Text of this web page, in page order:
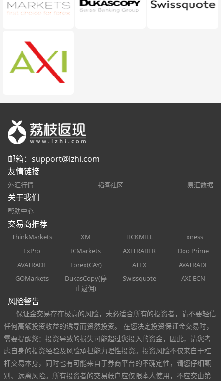
邮箱： support@lzhi.com
友情链接
外汇行情 韬客社区 易汇数据
关于我们
帮助中心
交易商推荐
ThinkMarkets XM TICKMILL
Exness
FxPro
ICMarkets AXITRADER
Doo Prime
AVATRADE
Forex(CAY) ATFX
AVATRADE
GOMarkets
DukasCopy(停
止返佣)
Swissquote AXI-ECN
风险警告
保证金交易存在极高的风险，未必适合所有的投资者，请不要轻信
任何高额投资收益的诱导而贸然投资。 在您决定投资保证金交易时，
需要提醒您：投资导致的损失可能超过您投入的资金，因此，请您考
虑自身的投资经验及风险承担能力理性投资。投资风险不仅来自于杠
杆交易本身，同时也有可能来自于券商平台的不确定性，请您仔细甄
别、远离风险。所有投资者的交易帐户应仅限本人使用，不应交由第